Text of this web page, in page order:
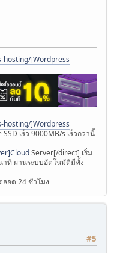
hosting/]Wordpress
hosting/]Wordpress
เร็ว 9000MB/s เร็วกว่านี้
Server[/direct] เริ่ม
าที ผ่านระบบอัตโนมัติมีทั้ง
อด 24 ชั่วโมง
#5